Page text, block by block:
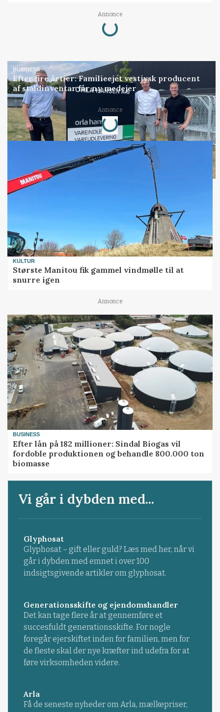
Annonce
Loading...
BUSINESS
Efter fire årtier: Familieejet vestjysk producent
af staldinventar får ny medejer
Annonce
Loading...
KULTUR
Største Manitou fik gammel vindmølle til at
snurre igen
Annonce
BUSINESS
Efter lån på 182 millioner: Sindal Biogas vil
fordoble produktionen og behandle 800.000 ton
biomasse
Vi går i dybden med...
Glyphosat
Glyphosat – gift eller guld? Læs med her, når vi
går i dybden med emnet i over 100
indsigtsgivende artikler om glyphosat.
Generationsskifte og ejendomshandler
Det kan tage flere år at gennemføre et
succesfuldt generationsskifte. For nogle
foregår ejerskiftet inden for familien, men for
de fleste skal der nye kræfter ind udefra for at
føre virksomheden videre.
Arla
Få de seneste nyheder om Arla, mælkepriser,